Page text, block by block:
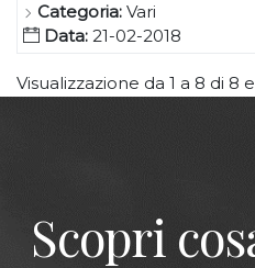
Categoria: Vari
Data: 21-02-2018
Visualizzazione da 1 a 8 di 8
Scopri